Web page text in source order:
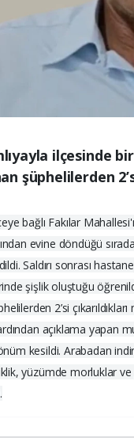
ilçesinde
şüphelilerden
bağlı Fakılar
evine döndüğü
Saldırı sonrası
şişlik oluştuğu
2’si
ardından açıklama
kesildi. Arabadan
yüzümde morluklar